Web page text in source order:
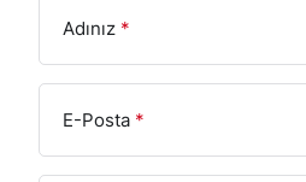
Adınız *
E-Posta *